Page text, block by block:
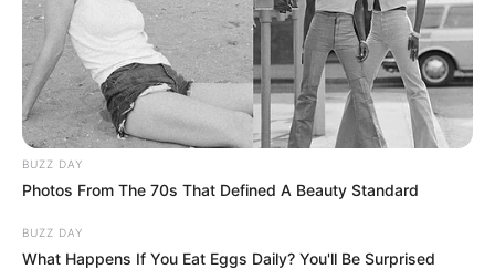
11:25 / 06 Avqust 2026 CƏMİYYƏT
BUZZ DAY
Photos From The 70s That Defined A Beauty Standard
BUZZ DAY
What Happens If You Eat Eggs Daily? You'll Be Surprised